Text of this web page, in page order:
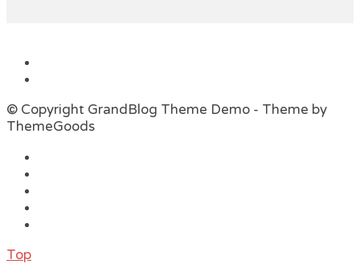
© Copyright GrandBlog Theme Demo - Theme by
ThemeGoods
Top